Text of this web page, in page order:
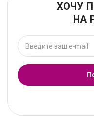
ХОЧУ
НА